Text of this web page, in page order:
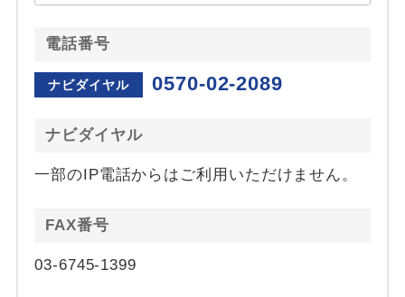
電話番号
ナビダイヤル 0570-02-2089
ナビダイヤル
一部のIP電話からはご利用いただけません。
FAX番号
03-6745-1399